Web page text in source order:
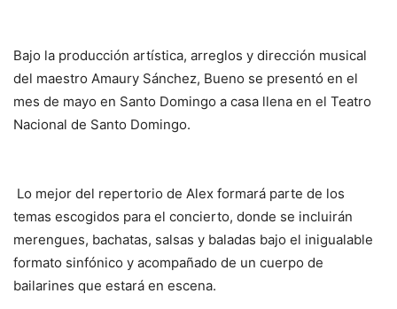
Bajo la producción artística, arreglos y dirección musical
del maestro Amaury Sánchez, Bueno se presentó en el
mes de mayo en Santo Domingo a casa llena en el Teatro
Nacional de Santo Domingo.
Lo mejor del repertorio de Alex formará parte de los
temas escogidos para el concierto, donde se incluirán
merengues, bachatas, salsas y baladas bajo el inigualable
formato sinfónico y acompañado de un cuerpo de
bailarines que estará en escena.